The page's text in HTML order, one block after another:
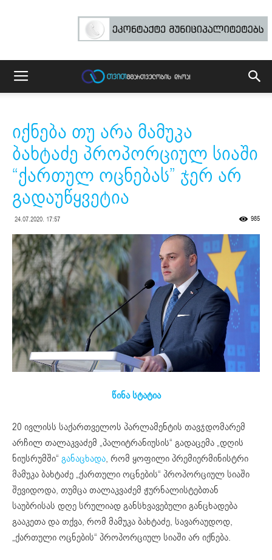
იქნება თუ არა მამუკა
ბახტაძე პროპორციულ სიაში
“ქართულ ოცნებას” ჯერ არ
გადაუწყვეტია
24.07.2020. 17:57 985
წინა სტატია
20 ივლისს საქართველოს პარლამენტის თავჯდომარემ
არჩილ თალაკვაძემ „პალიტრანიუსის“ გადაცემა „დღის
ნიუსრუმში“ განაცხადა, რომ ყოფილი პრემიერმინისტრი
მამუკა ბახტაძე „ქართული ოცნების“ პროპორციულ სიაში
შევიდოდა, თუმცა თალაკვაძემ ჟურნალისტებთან
საუბრისას დღე სრულიად განსხვავებული განცხადება
გააკეთა და თქვა, რომ მამუკა ბახტაძე, სავარაუდოდ,
„ქართული ოცნების“ პროპორციულ სიაში არ იქნება.